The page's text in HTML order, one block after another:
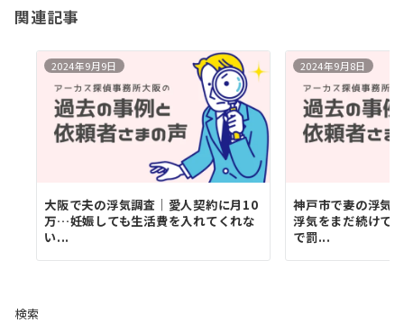
ン
関連記事
2024年9月9日
大阪で夫の浮気調査｜愛人契約に月10
万…妊娠しても生活費を入れてくれな
い...
2024年9月8日
神戸市で妻の浮気
浮気をまだ続けて
で罰...
検索